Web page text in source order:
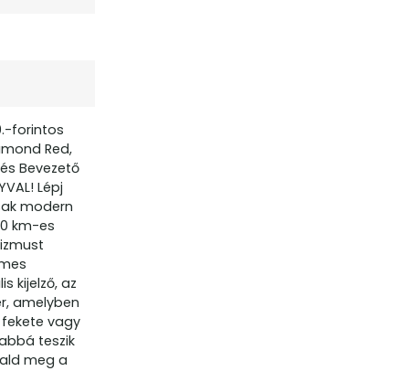
forintos
Red,
Bevezető
Lépj
modern
km-es
kijelző, az
amelyben
vagy
teszik
meg a